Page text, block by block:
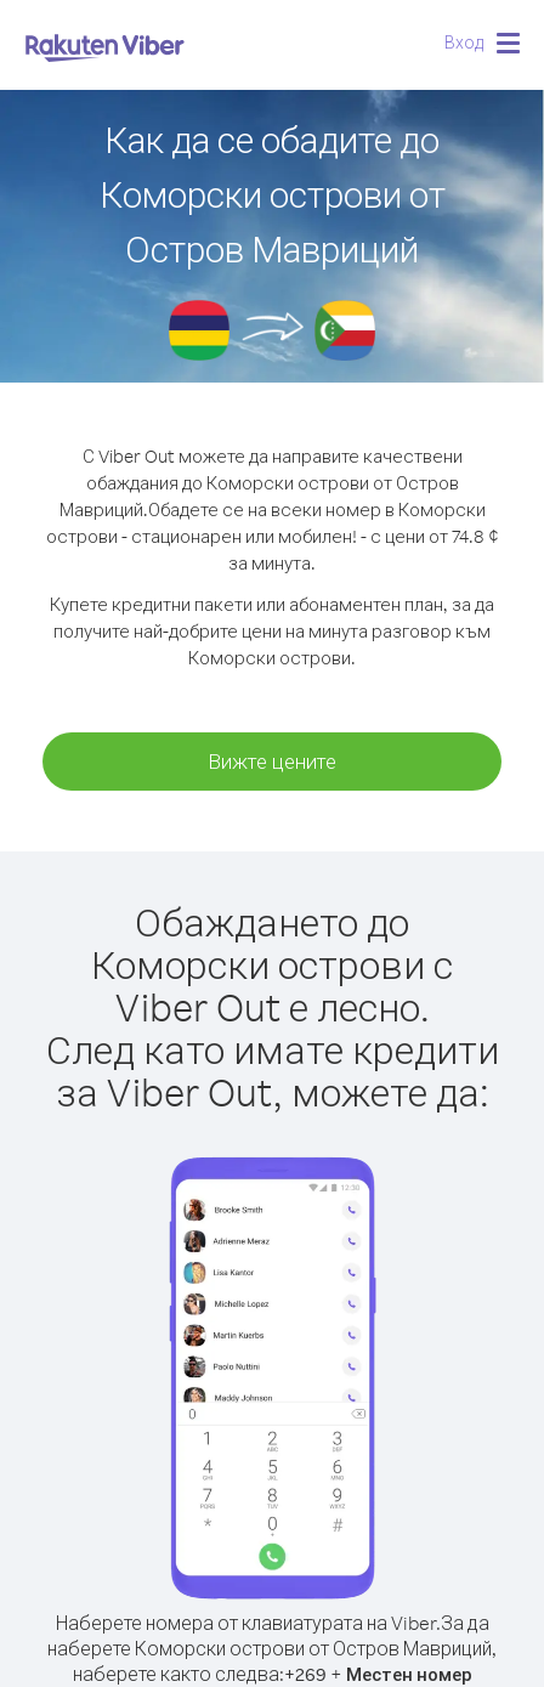
Вход
Как да се обадите до
Коморски острови от
Остров Мавриций
С Viber Out можете да направите качествени
обаждания до Коморски острови от Остров
Мавриций.Обадете се на всеки номер в Коморски
острови - стационарен или мобилен! - с цени от 74.8 ¢
за минута.
Купете кредитни пакети или абонаментен план, за да
получите най-добрите цени на минута разговор към
Коморски острови.
Вижте цените
Обаждането до
Коморски острови с
Viber Out е лесно.
След като имате кредити
за Viber Out, можете да:
Наберете номера от клавиатурата на Viber.За да
наберете Коморски острови от Остров Мавриций,
наберете както следва:+269 + Местен номер